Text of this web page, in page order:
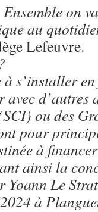
on
au
Lefeuvre.
s’installer
d’autres
ou des
pour
à
ainsi la
Le
à